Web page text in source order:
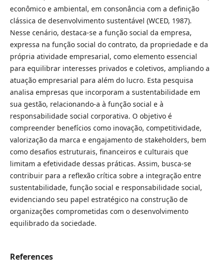
econômico e ambiental, em consonância com a definição
clássica de desenvolvimento sustentável (WCED, 1987).
Nesse cenário, destaca-se a função social da empresa,
expressa na função social do contrato, da propriedade e da
própria atividade empresarial, como elemento essencial
para equilibrar interesses privados e coletivos, ampliando a
atuação empresarial para além do lucro. Esta pesquisa
analisa empresas que incorporam a sustentabilidade em
sua gestão, relacionando-a à função social e à
responsabilidade social corporativa. O objetivo é
compreender benefícios como inovação, competitividade,
valorização da marca e engajamento de stakeholders, bem
como desafios estruturais, financeiros e culturais que
limitam a efetividade dessas práticas. Assim, busca-se
contribuir para a reflexão crítica sobre a integração entre
sustentabilidade, função social e responsabilidade social,
evidenciando seu papel estratégico na construção de
organizações comprometidas com o desenvolvimento
equilibrado da sociedade.
References